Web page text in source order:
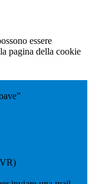
essere
pagina della cookie